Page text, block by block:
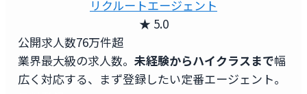
リクルートエージェント
★ 5.0
公開求人数76万件超
業界最大級の求人数。 未経験からハイクラスまで幅
広く対応する、まず登録したい定番エージェント。